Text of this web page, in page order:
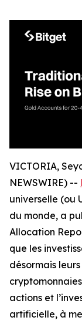
VICTORIA,
NEWSWIRE) --
universelle (ou
du monde, a
Allocation
que les
désormais
actions et
artificielle, à